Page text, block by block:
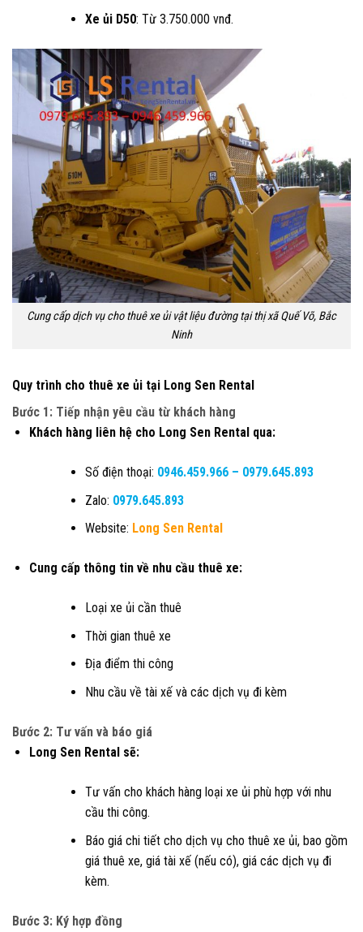
Xe ủi D50: Từ 3.750.000 vnđ.
Cung cấp dịch vụ cho thuê xe ủi vật liệu đường tại thị xã Quế Võ, Bắc
Ninh
Quy trình cho thuê xe ủi tại Long Sen Rental
Bước 1: Tiếp nhận yêu cầu từ khách hàng
Khách hàng liên hệ cho Long Sen Rental qua:
Số điện thoại: 0946.459.966– 0979.645.893
Zalo: 0979.645.893
Website: Long Sen Rental
Cung cấp thông tin về nhu cầu thuê xe:
Loại xe ủi cần thuê
Thời gian thuê xe
Địa điểm thi công
Nhu cầu về tài xế và các dịch vụ đi kèm
Bước 2: Tư vấn và báo giá
Long Sen Rental sẽ:
Tư vấn cho khách hàng loại xe ủi phù hợp với nhu
cầu thi công.
Báo giá chi tiết cho dịch vụ cho thuê xe ủi, bao gồm
giá thuê xe, giá tài xế (nếu có), giá các dịch vụ đi
kèm.
Bước 3: Ký hợp đồng